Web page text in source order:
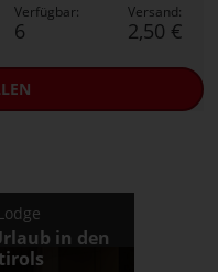
Verfügbar:
6
Versand:
2,50 €
in den